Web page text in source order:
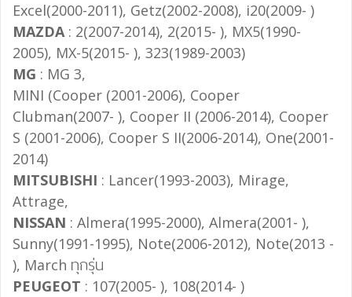
Excel(2000-2011), Getz(2002-2008), i20(2009- )
MAZDA: 2(2007-2014), 2(2015- ), MX5(1990-
2005), MX-5(2015- ), 323(1989-2003)
MG : MG 3,
MINI (Cooper (2001-2006), Cooper
Clubman(2007- ), Cooper II (2006-2014), Cooper
S (2001-2006), Cooper S II(2006-2014), One(2001-
2014)
MITSUBISHI : Lancer(1993-2003), Mirage,
Attrage,
NISSAN : Almera(1995-2000), Almera(2001- ),
Sunny(1991-1995), Note(2006-2012), Note(2013 -
), March ทุกรุ่น
PEUGEOT : 107(2005- ), 108(2014- )